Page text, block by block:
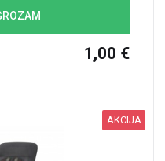
1,00 €
AKCIJA